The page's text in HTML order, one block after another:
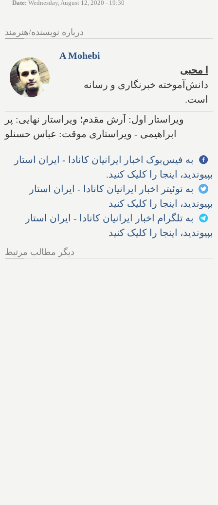
Date: Wednesday, August 12, 2020 - 19:30
درباره نویسنده/هنرمند
A Mohebi
ا محبی
دانش‌آموخته خبرنگاری و رسانه
است.
ویراستار اول: آرش مقدم؛ ویراستار نهایی: پر
ابراهیمی - ویراستاری موقت: عباس حسنلو
به فیس‌بوک اخبار ایرانیان کانادا - ایران استار
بپیوندید، اینجا را کلیک کنید.
به توئیتر اخبار ایرانیان کانادا - ایران استار
بپیوندید، اینجا را کلیک کنید
به تلگرام اخبار ایرانیان کانادا - ایران استار
بپیوندید، اینجا را کلیک کنید
دیگر مطالب مرتبط